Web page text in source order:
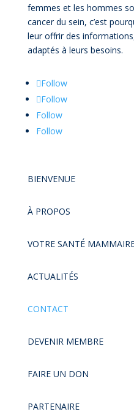
femmes et les hommes
cancer du sein, c’est
leur offrir des
adaptés à leurs besoins.
Follow
Follow
Follow
Follow
BIENVENUE
À PROPOS
VOTRE SANTÉ
ACTUALITÉS
CONTACT
DEVENIR MEMBRE
FAIRE UN DON
PARTENAIRE